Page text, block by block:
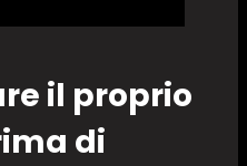
il proprio
di